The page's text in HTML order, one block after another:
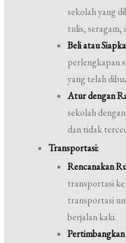
sekolah yang
tulis, seragam,
Beli atau
perlengkapan
yang telah
Atur dengan
sekolah
dan tidak
Transportasi:
Rencanakan
transportasi
transportasi
berjalan kaki.